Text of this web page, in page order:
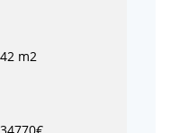
42 m2